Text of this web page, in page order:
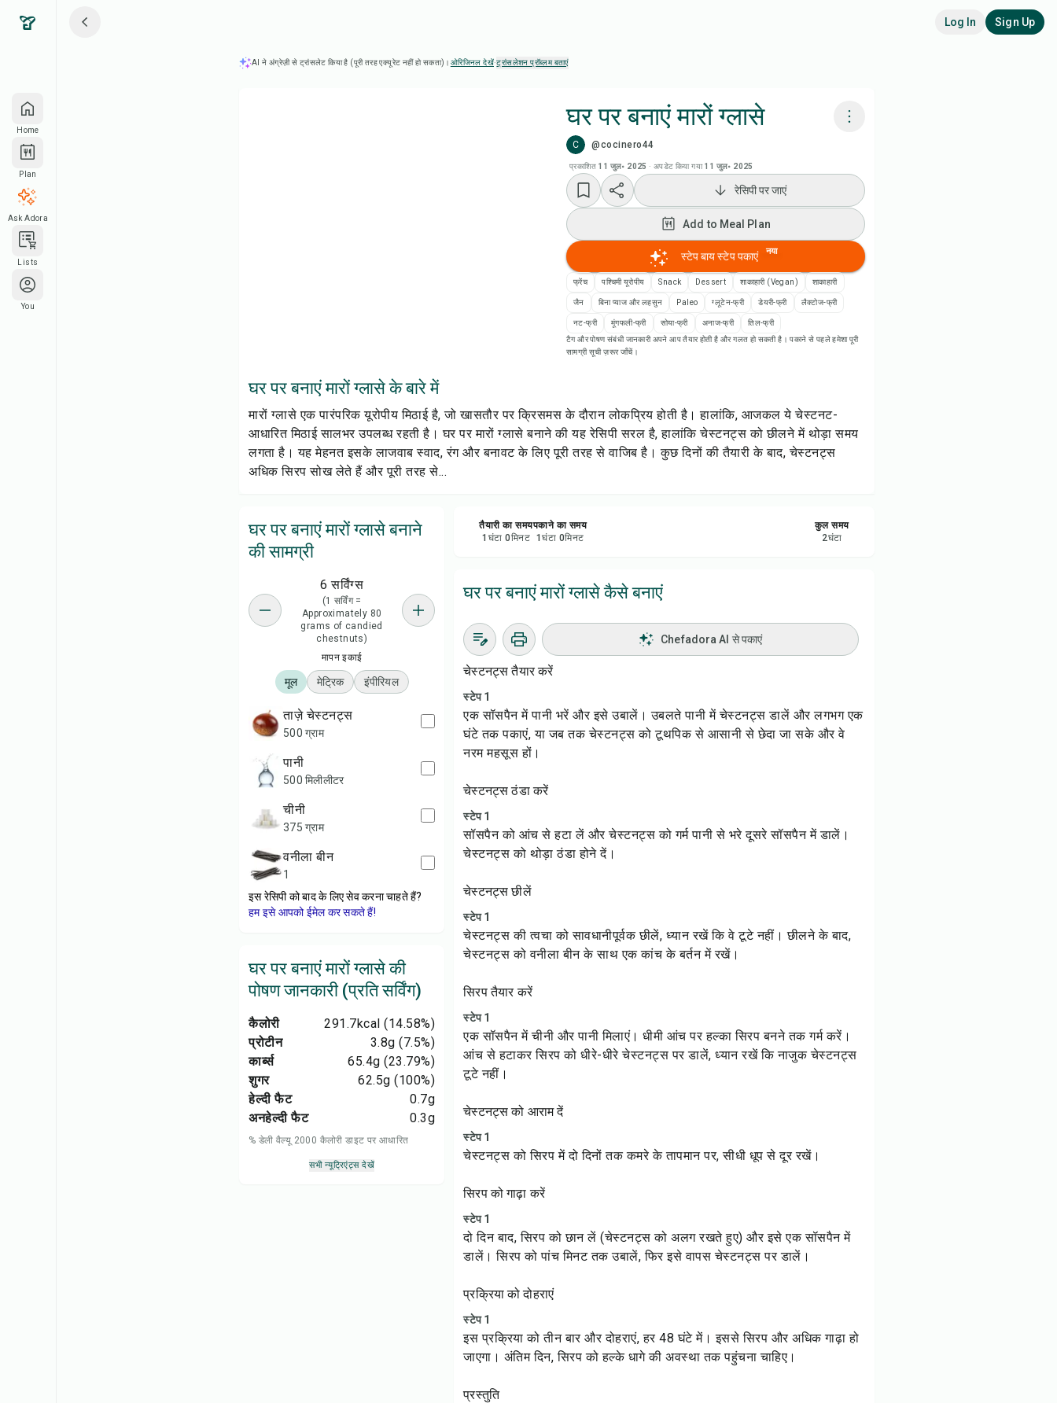
Home
Plan
Ask Adora
Lists
You
Log In Sign Up
AI ने अंग्रेज़ी से ट्रांसलेट किया है (पूरी तरह एक्यूरेट नहीं हो सकता)। ओरिजिनल देखें·ट्रांसलेशन प्रॉब्लम बताएं
घर पर बनाएं मारों ग्लासे
C @cocinero44
प्रकाशित 11 जुल॰ 2025 ·अपडेट किया गया 11 जुल॰ 2025
Add to Meal Plan
Add to Shopping List
रेसिपी नोट्स
रेसिपी प्रिंट करें
शेयर करें
रिपोर्ट करें
रेसिपी पर जाएं
Add to Meal Plan
स्टेप बाय स्टेप पकाएं नया
फ्रेंच पश्चिमी यूरोपीय Snack Dessert शाकाहारी (Vegan) शाकाहारी
जैन बिना प्याज और लहसुन Paleo ग्लूटेन-फ्री डेयरी-फ्री लैक्टोज-फ्री
नट-फ्री मूंगफली-फ्री सोया-फ्री अनाज-फ्री
तिल-फ्री
टैग और पोषण संबंधी जानकारी अपने आप तैयार होती है और गलत हो सकती है। पकाने से पहले हमेशा पूरी
सामग्री सूची ज़रूर जाँचें।
घर पर बनाएं मारों ग्लासे के बारे में
मारों ग्लासे एक पारंपरिक यूरोपीय मिठाई है, जो खासतौर पर क्रिसमस के दौरान लोकप्रिय होती है। हालांकि, आजकल ये चेस्टनट-
आधारित मिठाई सालभर उपलब्ध रहती है। घर पर मारों ग्लासे बनाने की यह रेसिपी सरल है, हालांकि चेस्टनट्स को छीलने में थोड़ा समय
लगता है। यह मेहनत इसके लाजवाब स्वाद, रंग और बनावट के लिए पूरी तरह से वाजिब है। कुछ दिनों की तैयारी के बाद, चेस्टनट्स
अधिक सिरप सोख लेते हैं और पूरी तरह से...
घर पर बनाएं मारों ग्लासे बनाने
की सामग्री
6 सर्विंग्स
(1 सर्विंग =
Approximately 80
grams of candied
chestnuts)
मापन इकाई
मूल मेट्रिक इंपीरियल
ताज़े चेस्टनट्स
500 ग्राम
पानी
500 मिलीलीटर
चीनी
375 ग्राम
वनीला बीन
1
इस रेसिपी को बाद के लिए सेव करना चाहते हैं?
हम इसे आपको ईमेल कर सकते हैं!
घर पर बनाएं मारों ग्लासे की
पोषण जानकारी (प्रति सर्विंग)
कैलोरी 291.7kcal (14.58%)
प्रोटीन
3.8g (7.5%)
कार्ब्स
65.4g (23.79%)
शुगर
62.5g (100%)
हेल्दी फैट
0.7g
अनहेल्दी फैट
0.3g
% डेली वैल्यू 2000 कैलोरी डाइट पर आधारित
सभी न्यूट्रिएंट्स देखें
तैयारी का समय
1 घंटा 0मिनट
पकाने का समय
1घंटा 0मिनट
कुल समय
2घंटा
घर पर बनाएं मारों ग्लासे कैसे बनाएं
Chefadora AI से पकाएं
चेस्टनट्स तैयार करें
स्टेप 1
एक सॉसपैन में पानी भरें और इसे उबालें। उबलते पानी में चेस्टनट्स डालें और लगभग एक
घंटे तक पकाएं, या जब तक चेस्टनट्स को टूथपिक से आसानी से छेदा जा सके और वे
नरम महसूस हों।
चेस्टनट्स ठंडा करें
स्टेप 1
सॉसपैन को आंच से हटा लें और चेस्टनट्स को गर्म पानी से भरे दूसरे सॉसपैन में डालें।
चेस्टनट्स को थोड़ा ठंडा होने दें।
चेस्टनट्स छीलें
स्टेप 1
चेस्टनट्स की त्वचा को सावधानीपूर्वक छीलें, ध्यान रखें कि वे टूटे नहीं। छीलने के बाद,
चेस्टनट्स को वनीला बीन के साथ एक कांच के बर्तन में रखें।
सिरप तैयार करें
स्टेप 1
एक सॉसपैन में चीनी और पानी मिलाएं। धीमी आंच पर हल्का सिरप बनने तक गर्म करें।
आंच से हटाकर सिरप को धीरे-धीरे चेस्टनट्स पर डालें, ध्यान रखें कि नाजुक चेस्टनट्स
टूटे नहीं।
चेस्टनट्स को आराम दें
स्टेप 1
चेस्टनट्स को सिरप में दो दिनों तक कमरे के तापमान पर, सीधी धूप से दूर रखें।
सिरप को गाढ़ा करें
स्टेप 1
दो दिन बाद, सिरप को छान लें (चेस्टनट्स को अलग रखते हुए) और इसे एक सॉसपैन में
डालें। सिरप को पांच मिनट तक उबालें, फिर इसे वापस चेस्टनट्स पर डालें।
प्रक्रिया को दोहराएं
स्टेप 1
इस प्रक्रिया को तीन बार और दोहराएं, हर 48 घंटे में। इससे सिरप और अधिक गाढ़ा हो
जाएगा। अंतिम दिन, सिरप को हल्के धागे की अवस्था तक पहुंचना चाहिए।
प्रस्तुति